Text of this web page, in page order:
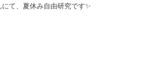
て、夏休み自由研究です✨